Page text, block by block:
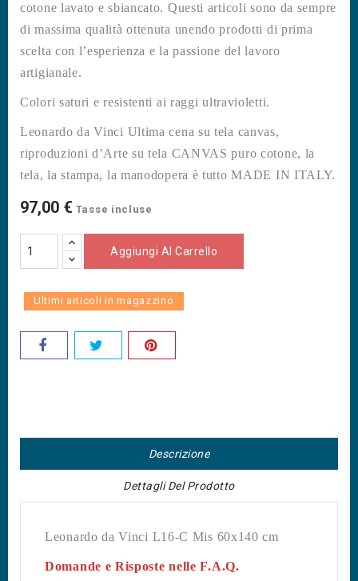
cotone lavato e sbiancato. Questi articoli sono da sempre
di massima qualità ottenuta unendo prodotti di prima
scelta con l’esperienza e la passione del lavoro
artigianale.
Colori saturi e resistenti ai raggi ultravioletti.
Leonardo da Vinci Ultima cena su tela canvas,
riproduzioni d’Arte su tela CANVAS puro cotone, la
tela, la stampa, la manodopera è tutto MADE IN ITALY.
97,00 € Tasse incluse
Aggiungi Al Carrello
Ultimi articoli in magazzino
Descrizione
Dettagli Del Prodotto
Leonardo da Vinci L16-C Mis 60x140 cm
Domande e Risposte nelle F.A.Q.